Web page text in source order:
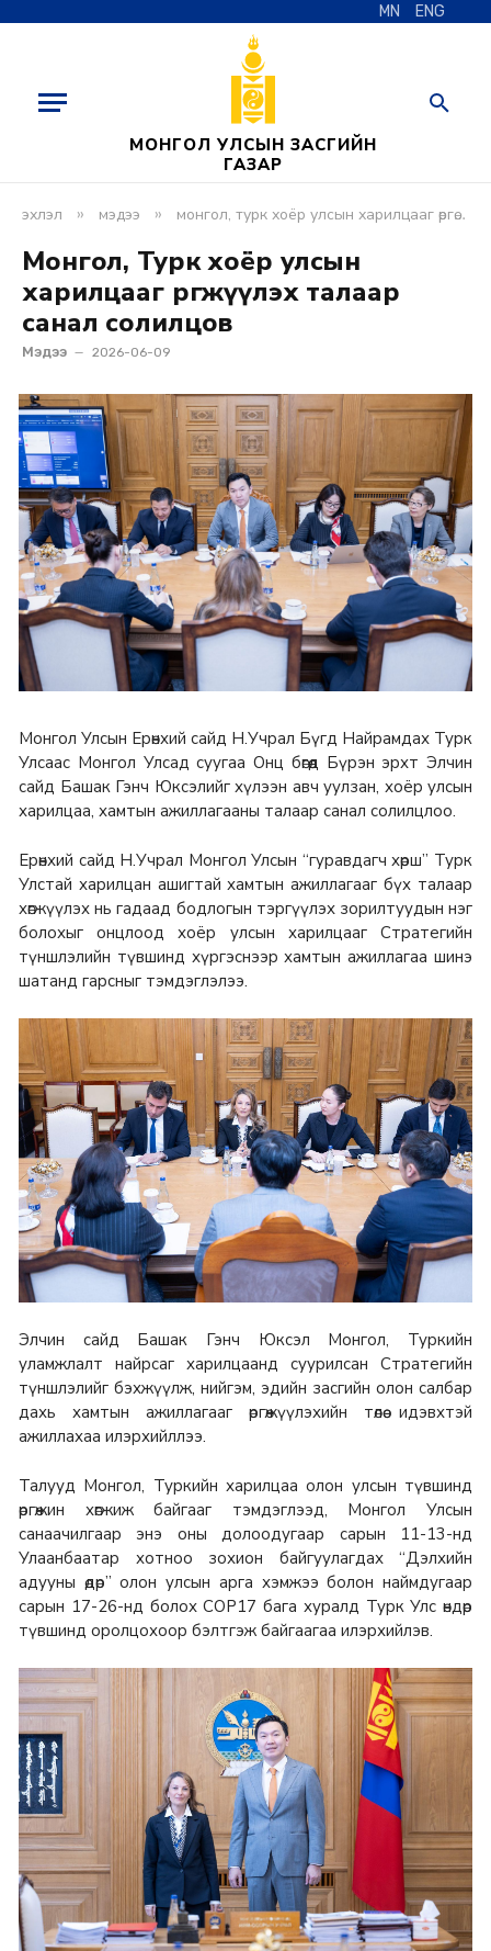
MN ENG
МОНГОЛ УЛСЫН ЗАСГИЙН
ГАЗАР
эхлэл » мэдээ » монгол, турк хоёр улсын харилцааг өргөжүүлэх талаар санал солилцов
Монгол, Турк хоёр улсын
харилцааг өргөжүүлэх талаар
санал солилцов
Мэдээ 2026-06-09
Монгол Улсын Ерөнхий сайд Н.Учрал Бүгд Найрамдах Турк
Улсаас Монгол Улсад суугаа Онц бөгөөд Бүрэн эрхт Элчин
сайд Башак Гэнч Юксэлийг хүлээн авч уулзан, хоёр улсын
харилцаа, хамтын ажиллагааны талаар санал солилцлоо.
Ерөнхий сайд Н.Учрал Монгол Улсын “гуравдагч хөрш” Турк
Улстай харилцан ашигтай хамтын ажиллагааг бүх талаар
хөгжүүлэх нь гадаад бодлогын тэргүүлэх зорилтуудын нэг
болохыг онцлоод хоёр улсын харилцааг Стратегийн
түншлэлийн түвшинд хүргэснээр хамтын ажиллагаа шинэ
шатанд гарсныг тэмдэглэлээ.
Элчин сайд Башак Гэнч Юксэл Монгол, Туркийн
уламжлалт найрсаг харилцаанд суурилсан Стратегийн
түншлэлийг бэхжүүлж, нийгэм, эдийн засгийн олон салбар
дахь хамтын ажиллагааг өргөжүүлэхийн төлөө идэвхтэй
ажиллахаа илэрхийллээ.
Талууд Монгол, Туркийн харилцаа олон улсын түвшинд
өргөжин хөгжиж байгааг тэмдэглээд, Монгол Улсын
санаачилгаар энэ оны долоодугаар сарын 11-13-нд
Улаанбаатар хотноо зохион байгуулагдах “Дэлхийн
адууны өдөр” олон улсын арга хэмжээ болон наймдугаар
сарын 17-26-нд болох COP17 бага хуралд Турк Улс өндөр
түвшинд оролцохоор бэлтгэж байгаагаа илэрхийлэв.